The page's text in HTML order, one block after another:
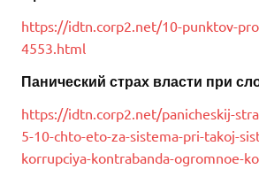
https://idtn.corp2.net/10-punktov-
4553.html
Панический страх власти при
https://idtn.corp2.net/panicheskij-
5-10-chto-eto-za-sistema-pri-takoj-
korrupciya-kontrabanda-ogromnoe-